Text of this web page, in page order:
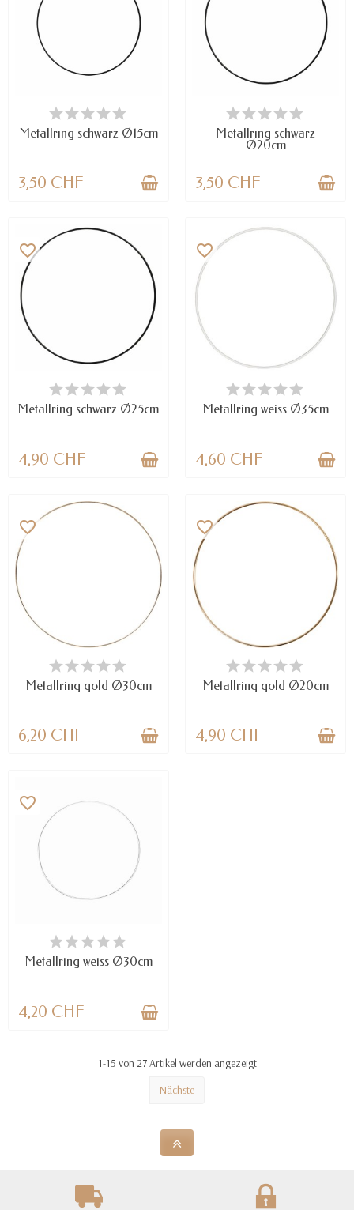
NUR NOCH WENIGE TEILE
VERFÜGBAR
Metallring schwarz Ø15cm
3,50 CHF
VERFÜGBAR
Metallring schwarz
Ø20cm
3,50 CHF
VERFÜGBAR
favorite_border
Metallring schwarz Ø25cm
4,90 CHF
VERFÜGBAR
favorite_border
Metallring weiss Ø35cm
4,60 CHF
VERFÜGBAR
favorite_border
Metallring gold Ø30cm
6,20 CHF
VERFÜGBAR
favorite_border
Metallring gold Ø20cm
4,90 CHF
VERFÜGBAR
favorite_border
Metallring weiss Ø30cm
4,20 CHF
1-15 von 27 Artikel werden angezeigt
Nächste